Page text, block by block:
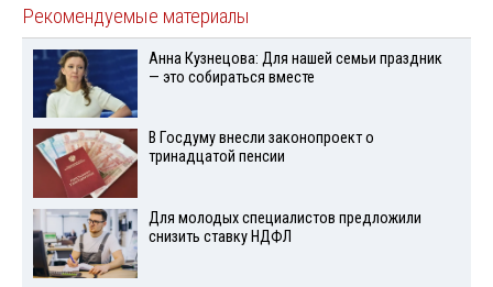
Рекомендуемые материалы
Анна Кузнецова: Для нашей семьи праздник
— это собираться вместе
В Госдуму внесли законопроект о
тринадцатой пенсии
Для молодых специалистов предложили
снизить ставку НДФЛ